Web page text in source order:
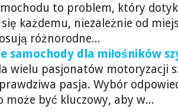
to problem, który
każdemu, niezależnie od
różnorodne...
samochody dla miłośników
wielu pasjonatów motoryzacji
pasja. Wybór
może być kluczowy, aby w...